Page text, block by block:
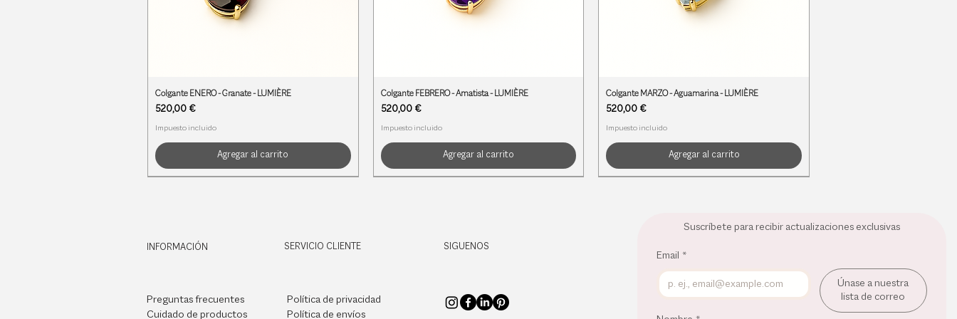
Colgante ENERO - Granate - LUMIÈRE
Precio
520,00 €
Impuesto incluido
Agregar al carrito
Colgante FEBRERO - Amatista - LUMIÈRE
Precio
520,00 €
Impuesto incluido
Agregar al carrito
Colgante MARZO - Aguamarina - LUMIÈRE
Precio
520,00 €
Impuesto incluido
Agregar al carrito
INFORMACIÓN
Preguntas frecuentes
Cuidado de productos
SERVICIO CLIENTE
Política de privacidad
Política de envíos
SIGUENOS
Suscríbete para recibir actualizaciones exclusivas
Email *
Únase a nuestra
lista de correo